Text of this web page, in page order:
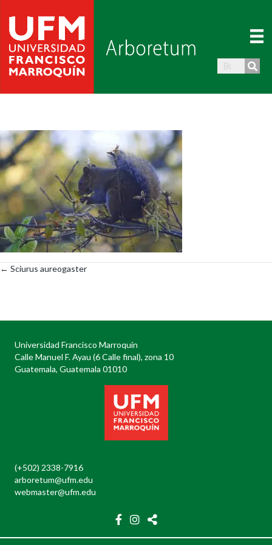
Posts
← Sciurus aureogaster
Universidad Francisco Marroquín
Calle Manuel F. Ayau (6 Calle final), zona 10
Guatemala, Guatemala 01010
(+502) 2338-7916
arboretum@ufm.edu
webmaster@ufm.edu